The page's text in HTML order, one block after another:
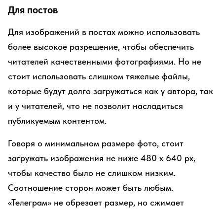
Для постов
Для изображений в постах можно использовать
более высокое разрешение, чтобы обеспечить
читателей качественными фотографиями. Но не
стоит использовать слишком тяжелые файлы,
которые будут долго загружаться как у автора, так
и у читателей, что не позволит насладиться
публикуемым контентом.
Говоря о минимальном размере фото, стоит
загружать изображения не ниже 480 х 640 рx,
чтобы качество было не слишком низким.
Соотношение сторон может быть любым.
«Телеграм» не обрезает размер, но сжимает